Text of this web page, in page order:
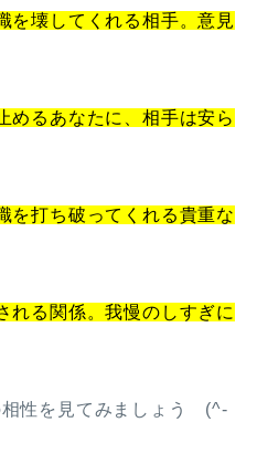
壊してくれる相手。意見
るあなたに、相手は安ら
打ち破ってくれる貴重な
る関係。我慢のしすぎに
相性を見てみましょう (^-